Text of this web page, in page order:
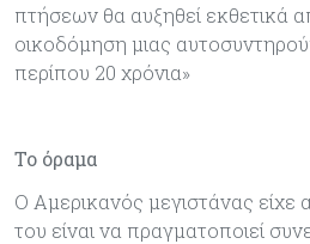
πτήσεων θα αυξηθεί εκθετικά
οικοδόμηση μιας
περίπου 20 χρόνια»
Το όραμα
Ο Αμερικανός μεγιστάνας είχε
του είναι να πραγματοποιεί